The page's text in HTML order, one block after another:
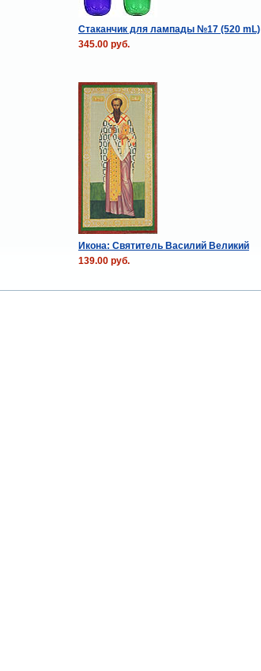
Стаканчик для лампады №17 (520 mL)
345.00 руб.
Икона: Святитель Василий Великий
139.00 руб.